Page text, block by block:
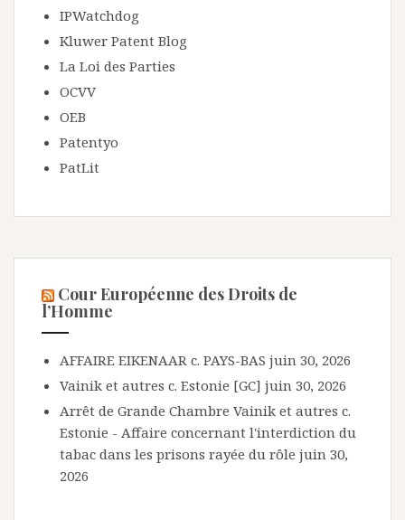
IPWatchdog
Kluwer Patent Blog
La Loi des Parties
OCVV
OEB
Patentyo
PatLit
Cour Européenne des Droits de
l’Homme
AFFAIRE EIKENAAR c. PAYS-BAS juin 30, 2026
Vainik et autres c. Estonie [GC] juin 30, 2026
Arrêt de Grande Chambre Vainik et autres c.
Estonie - Affaire concernant l'interdiction du
tabac dans les prisons rayée du rôle juin 30,
2026